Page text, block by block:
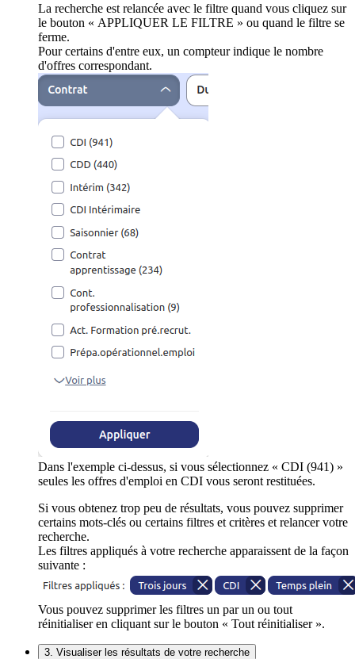
La recherche est relancée avec le filtre quand vous cliquez sur
le bouton « APPLIQUER LE FILTRE » ou quand le filtre se
ferme.
Pour certains d'entre eux, un compteur indique le nombre
d'offres correspondant.
Dans l'exemple ci-dessus, si vous sélectionnez « CDI (941) »
seules les offres d'emploi en CDI vous seront restituées.
Si vous obtenez trop peu de résultats, vous pouvez supprimer
certains mots-clés ou certains filtres et critères et relancer votre
recherche.
Les filtres appliqués à votre recherche apparaissent de la façon
suivante :
Vous pouvez supprimer les filtres un par un ou tout
réinitialiser en cliquant sur le bouton « Tout réinitialiser ».
3. Visualiser les résultats de votre recherche